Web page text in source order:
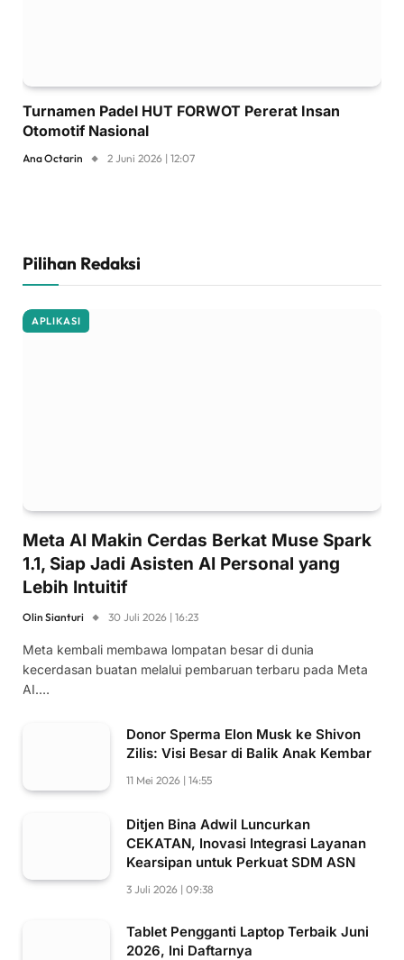
Turnamen Padel HUT FORWOT Pererat Insan
Otomotif Nasional
Ana Octarin 2 Juni 2026 | 12:07
Pilihan Redaksi
APLIKASI
Meta AI Makin Cerdas Berkat Muse Spark
1.1, Siap Jadi Asisten AI Personal yang
Lebih Intuitif
Olin Sianturi 30 Juli 2026 | 16:23
Meta kembali membawa lompatan besar di dunia
kecerdasan buatan melalui pembaruan terbaru pada Meta
AI.…
Donor Sperma Elon Musk ke Shivon
Zilis: Visi Besar di Balik Anak Kembar
11 Mei 2026 | 14:55
Ditjen Bina Adwil Luncurkan
CEKATAN, Inovasi Integrasi Layanan
Kearsipan untuk Perkuat SDM ASN
3 Juli 2026 | 09:38
Tablet Pengganti Laptop Terbaik Juni
2026, Ini Daftarnya